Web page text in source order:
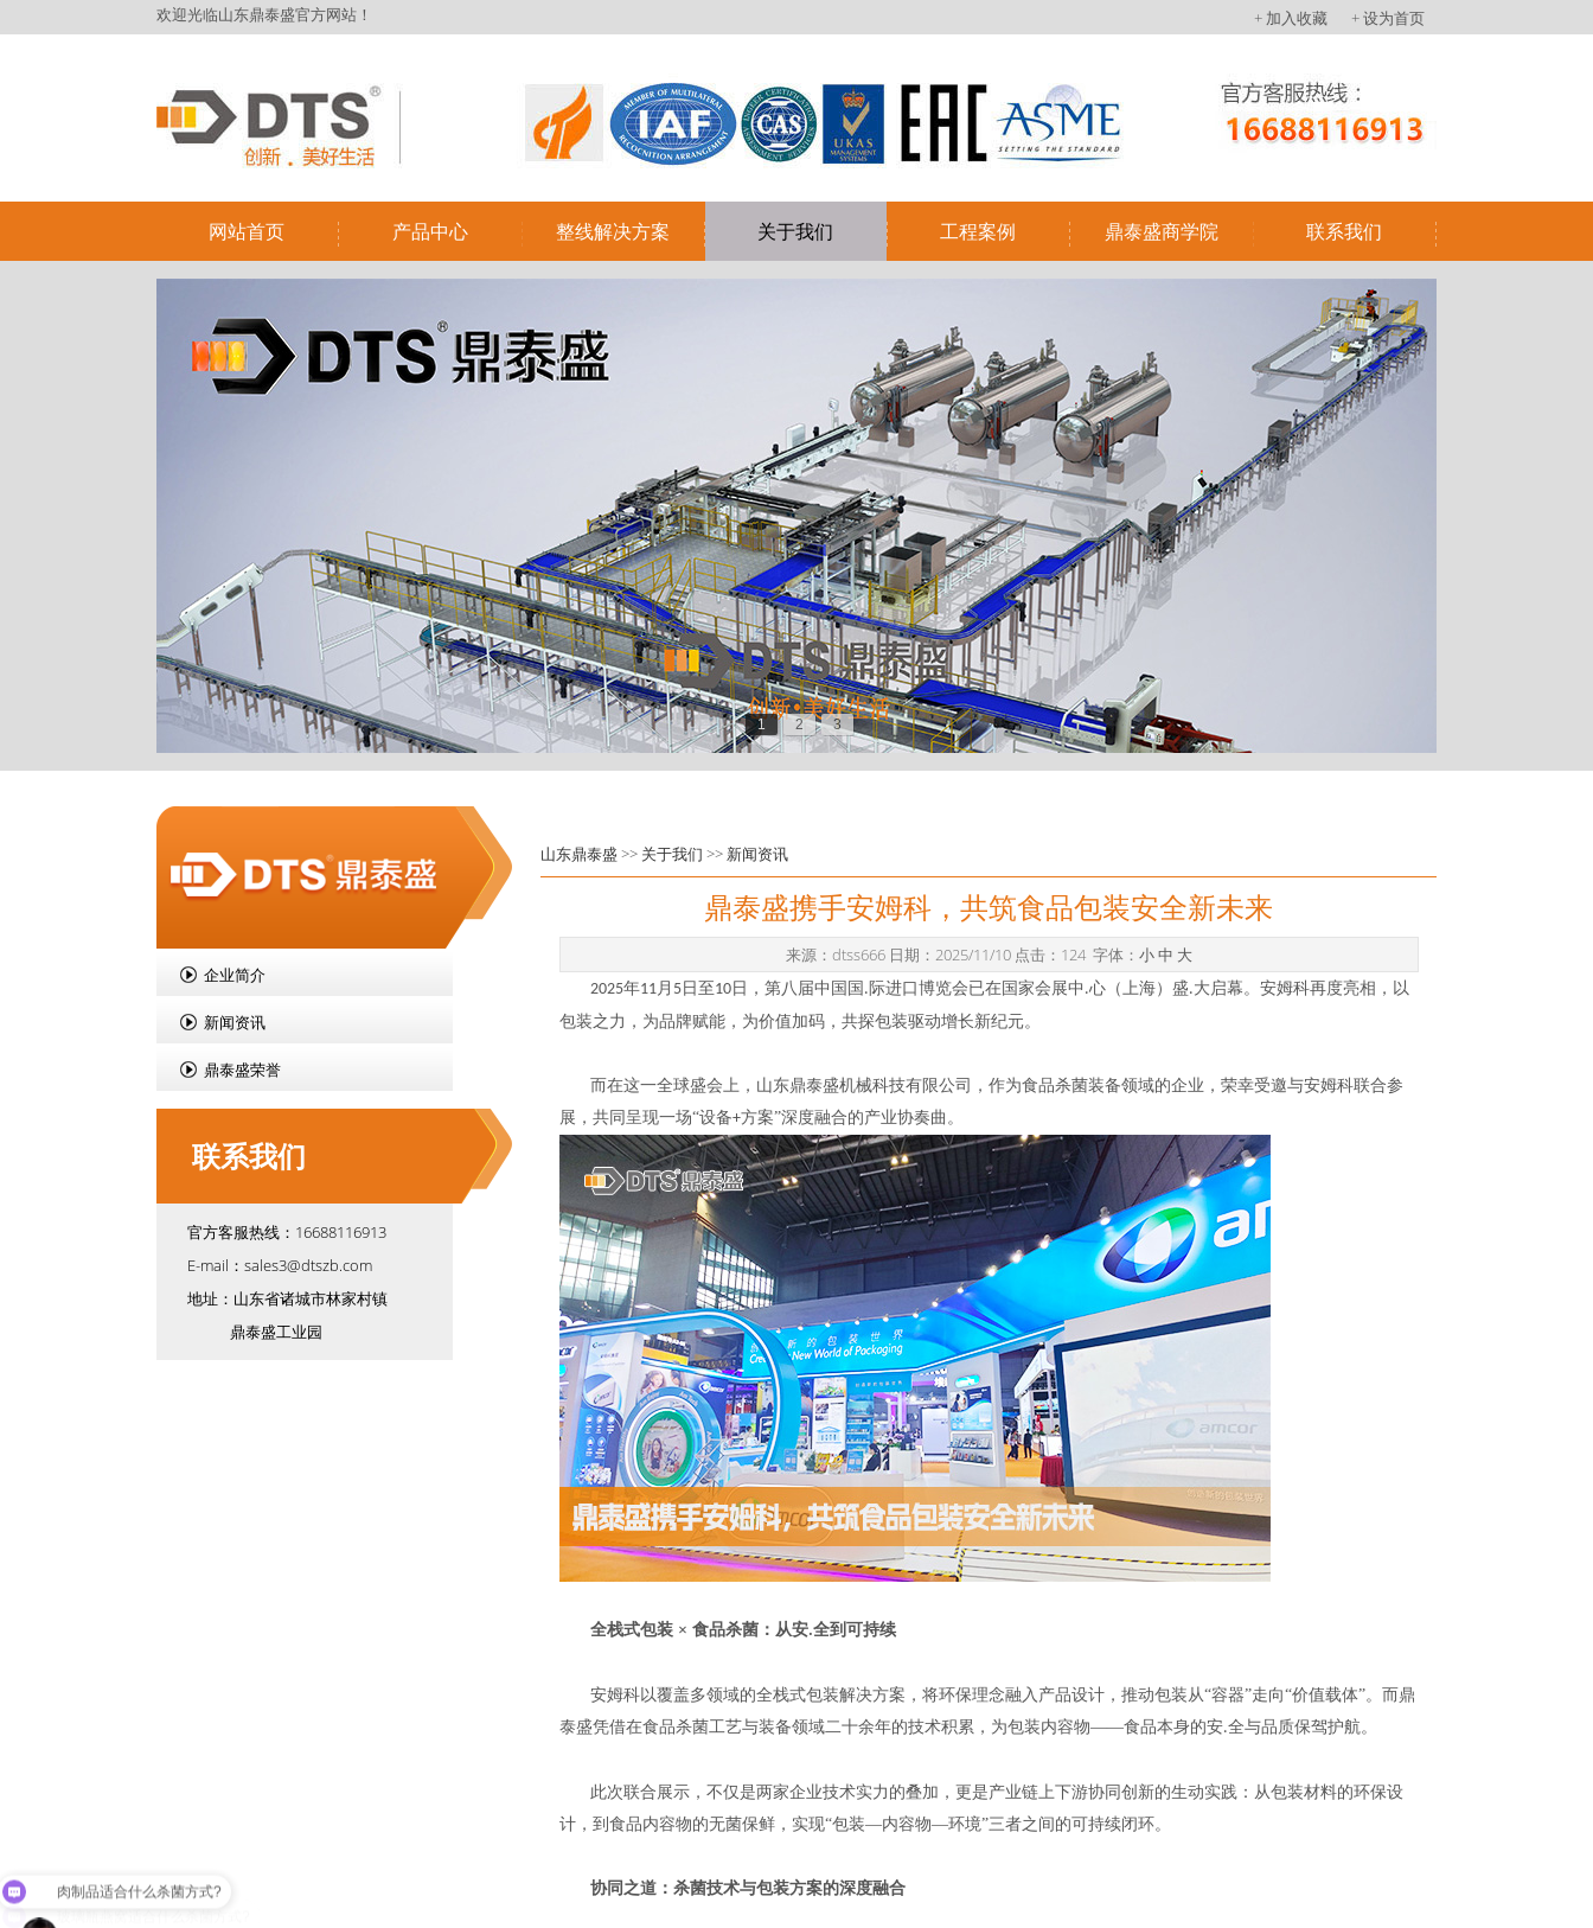
欢迎光临山东鼎泰盛官方网站！ + 设为首页
+ 加入收藏
网站首页 产品中心 整线解决方案 关于我们 工程案例 鼎泰盛商学院 联系我们
1 2 3
山东鼎泰盛 >> 关于我们 >> 新闻资讯
鼎泰盛携手安姆科，共筑食品包装安全新未来
来源：dtss666 日期：2025/11/10 点击：124 字体： 小中 大
2025年11月 5日至10日，第八届中国 国 . 际进口博览会已在国家会展中 .心（上海） 盛.大 启幕。安姆科再度亮相，以
包装之力，为品牌赋能，为价值加码，共探包装驱动增长新纪元。
而在这一全球盛会上，山东鼎泰盛机械科技有限公司，作为食品杀菌装备领域的企业，荣幸受邀与安姆科联合参
展，共同呈现一场“设备+方案”深度融合的产业协奏曲。
全栈式包装 × 食品杀菌：从安.全到可持续
安姆科以覆盖多领域的全栈式包装解决方案，将环保理念融入产品设计，推动包装从“容器”走向“价值载体”。而鼎
泰盛凭借在食品杀菌工艺与装备领域二十余年的技术积累，为包装内容物——食品本身的安.全与品质保驾护航。
此次联合展示，不仅是两家企业技术实力的叠加，更是产业链上下游协同创新的生动实践：从包装材料的环保设
计，到食品内容物的无菌保鲜，实现“包装—内容物—环境”三者之间的可持续闭环。
协同之道：杀菌技术与包装方案的深度融合
企业简介
新闻资讯
鼎泰盛荣誉
联系我们
官方客服热线：16688116913
E-mail：sales3@dtszb.com
地址：山东省诸城市林家村镇
鼎泰盛工业园
玻璃瓶燕窝适合什么杀菌方式?